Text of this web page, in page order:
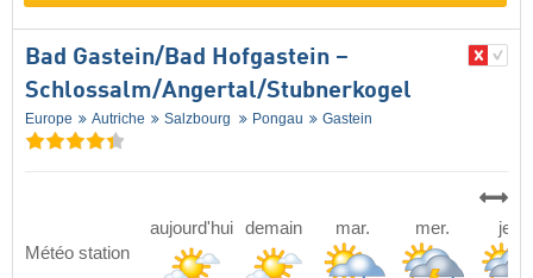
Bad Gastein/​Bad Hofgastein –
Schlossalm/​Angertal/​Stubnerkogel
Europe Autriche Salzbourg Pongau Gastein
Météo station
aujourd'hui demain mar. mer. jeu.